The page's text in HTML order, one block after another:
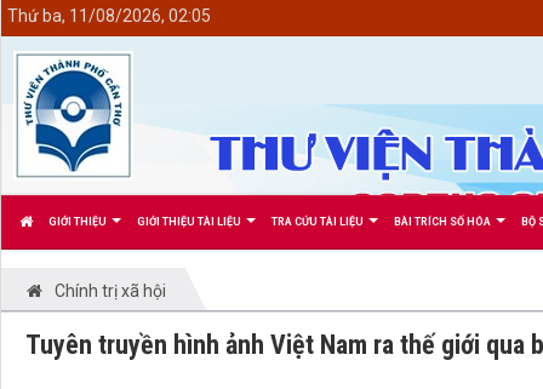
GIỚI THIỆU GIỚI THIỆU TÀI LIỆU TRA CỨU TÀI LIỆU BÀI TRÍCH SỐ HÓA BỘ
Thứ ba, 11/08/2026, 02:05
Chính trị xã hội
Tuyên truyền hình ảnh Việt Nam ra thế giới qua
<